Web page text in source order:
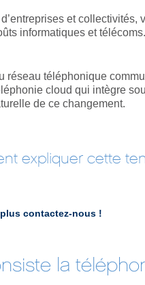
et collectivités,
informatiques et
réseau téléphonique
cloud qui intègre
de ce changement.
expliquer cette
contactez-nous !
la